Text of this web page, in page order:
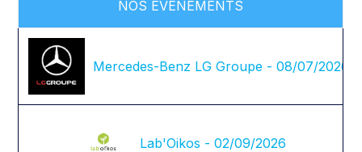
NOS ÉVÈNEMENTS
Mercedes-Benz LG Groupe - 08/07/2026
Lab'Oikos - 02/09/2026